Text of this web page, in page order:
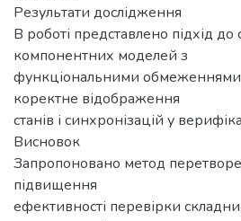
Результати дослідження
В роботі представлено підхід до
компонентних моделей з
функціональними
коректне відображення
станів і синхронізацій у
Висновок
Запропоновано метод
підвищення
ефективності перевірки